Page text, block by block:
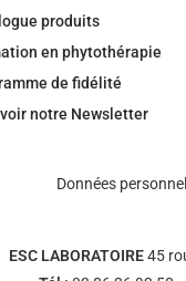
produits
en phytothérapie
de fidélité
notre Newsletter
Données
ESC LABORATOIRE45